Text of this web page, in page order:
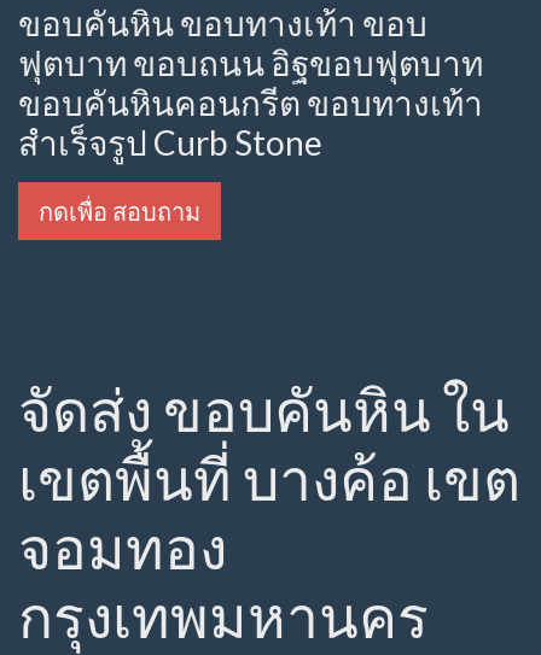
ขอบคันหิน ขอบทางเท้า ขอบ
ฟุตบาท ขอบถนน อิฐขอบฟุตบาท
ขอบคันหินคอนกรีต ขอบทางเท้า
สำเร็จรูป Curb Stone
กดเพื่อ สอบถาม
จัดส่ง ขอบคันหิน ใน
เขตพื้นที่ บางค้อ เขต
จอมทอง
กรุงเทพมหานคร